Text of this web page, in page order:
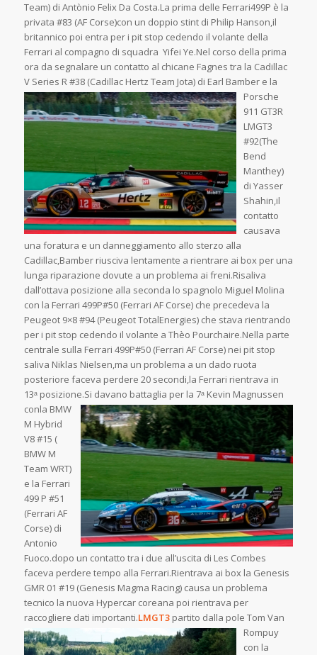
Team) di Antònio Felix Da Costa.La prima delle Ferrari499P è la
privata #83 (AF Corse)con un doppio stint di Philip Hanson,il
britannico poi entra per i pit stop cedendo il volante della
Ferrari al compagno di squadra Yifei Ye.Nel corso della prima
ora da segnalare un contatto al chicane Fagnes tra la Cadillac
V Series R #38 (Cadillac Hertz Team Jota) di Earl Bamber e la
Porsche
911 GT3R
LMGT3
#92(The
Bend
Manthey)
di Yasser
Shahin,il
contatto
causava
una foratura e un danneggiamento allo sterzo alla
Cadillac,Bamber riusciva lentamente a rientrare ai box per una
lunga riparazione dovute a un problema ai freni.Risaliva
dall’ottava posizione alla seconda lo spagnolo Miguel Molina
con la Ferrari 499P#50 (Ferrari AF Corse) che precedeva la
Peugeot 9×8 #94 (Peugeot TotalEnergies) che stava rientrando
per i pit stop cedendo il volante a Thèo Pourchaire.Nella parte
centrale sulla Ferrari 499P#50 (Ferrari AF Corse) nei pit stop
saliva Niklas Nielsen,ma un problema a un dado ruota
posteriore faceva perdere 20 secondi,la Ferrari rientrava in
13ᵃ posizione.Si davano battaglia per la 7ᵃ Kevin Magnussen
conla BMW
M Hybrid
V8 #15 (
BMW M
Team WRT)
e la Ferrari
499 P #51
(Ferrari AF
Corse) di
Antonio
Fuoco.dopo un contatto tra i due all’uscita di Les Combes
faceva perdere tempo alla Ferrari.Rientrava ai box la Genesis
GMR 01 #19 (Genesis Magma Racing) causa un problema
tecnico la nuova Hypercar coreana poi rientrava per
raccogliere dati importanti.LMGT3partito dalla pole Tom Van
Rompuy
con la